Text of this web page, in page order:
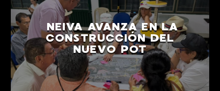
NEIVA AVANZA EN LA
CONSTRUCCIÓN DEL
NUEVO POT